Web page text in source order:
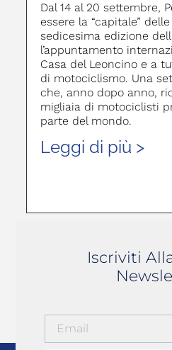
Dal 14 al 20 settembre,
essere la “capitale”
sedicesima edizione
l’appuntamento
Casa del Leoncino e a
di motociclismo. Una
che, anno dopo anno,
migliaia di motociclisti
parte del mondo.
Leggi di più >
Iscriviti